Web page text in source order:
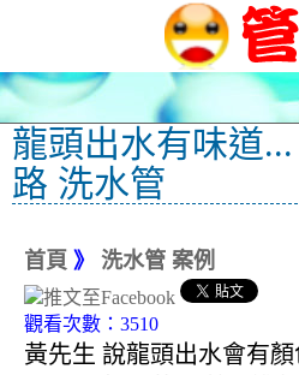
龍頭出水有味道
路 洗水管
首頁 》 洗水管 案例
觀看次數：3510
黃先生 說龍頭出水會有